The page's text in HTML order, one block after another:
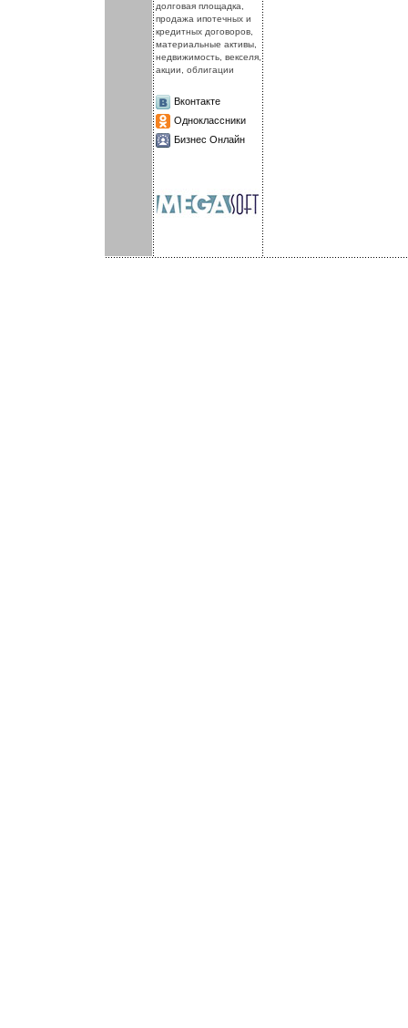
долговая площадка,
продажа ипотечных и
кредитных договоров,
материальные активы,
недвижимость, векселя,
акции, облигации
Вконтакте
Одноклассники
Бизнес Онлайн